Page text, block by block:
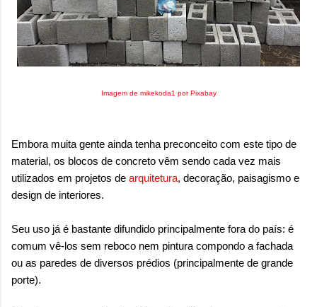
sensação isolada. Se per...
Imagem de mikekoda1 por Pixabay
Embora muita gente ainda tenha preconceito com este tipo de
material, os blocos de concreto vêm sendo cada vez mais
utilizados em projetos de arquitetura, decoração, paisagismo e
design de interiores.
Seu uso já é bastante difundido principalmente fora do país: é
comum vê-los sem reboco nem pintura compondo a fachada
ou as paredes de diversos prédios (principalmente de grande
porte).